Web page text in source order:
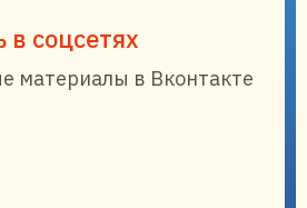
соцсетях
материалы в Вконтакте